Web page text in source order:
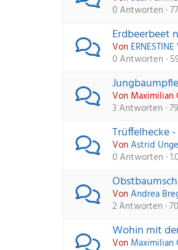
0 Antworten ·
Erdbeerbeet
Von
0 Antworten ·
Von Maximilian
3 Antworten ·
Trüffelhecke
Von Astrid
0 Antworten ·
Von Andrea
2 Antworten ·
Wohin mit
Von Maximilian